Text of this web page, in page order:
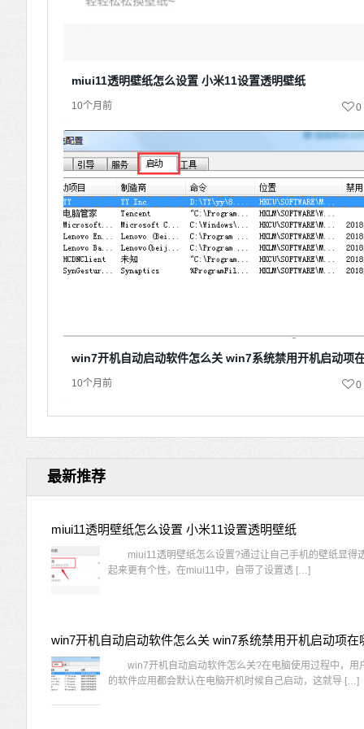
miui11透明壁纸怎么设置 小米11设置透明壁纸
10个月前 0
win7开机自动启动软件怎么关 win7系统禁用开机启动项
10个月前 0
最新推荐
miui11透明壁纸怎么设置 小米11设置透明壁纸
miui11透明壁纸怎么设置?通过让自己手机的壁纸显得
起来更有个性，在miui11中，自带了设置透 […]
win7开机自动启动软件怎么关 win7系统禁用开机启动项在
win7开机自动启动软件怎么关?在电脑使用过程中，用
的软件应用都会默认在电脑开机时候自己启动，这就导 […]